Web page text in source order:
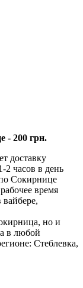
- 200 грн.
доставку
2 часов в день
по Сокирнице
время
но и
в любой
Стеблевка,